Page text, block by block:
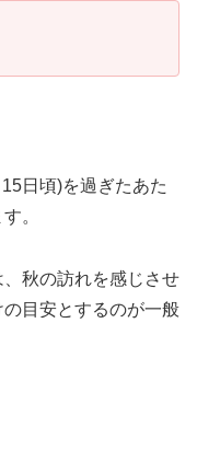
日頃)を過ぎたあた
。
秋の訪れを感じさせ
目安とするのが一般